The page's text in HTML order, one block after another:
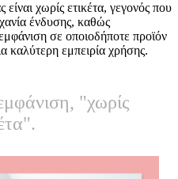
χωρίς ετικέτα, γεγονός που
ένδυσης, καθώς
σε οποιοδήποτε προϊόν
καλύτερη εμπειρία χρήσης.
"χωρίς